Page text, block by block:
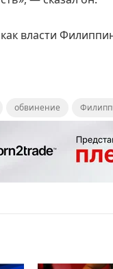
власти
обвинение